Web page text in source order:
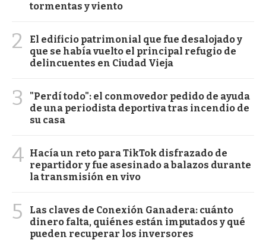
tormentas y viento
2
El edificio patrimonial que fue desalojado y
que se había vuelto el principal refugio de
delincuentes en Ciudad Vieja
3
"Perdí todo": el conmovedor pedido de ayuda
de una periodista deportiva tras incendio de
su casa
4 Hacía un reto para TikTok disfrazado de
repartidor y fue asesinado a balazos durante
la transmisión en vivo
5
Las claves de Conexión Ganadera: cuánto
dinero falta, quiénes están imputados y qué
pueden recuperar los inversores